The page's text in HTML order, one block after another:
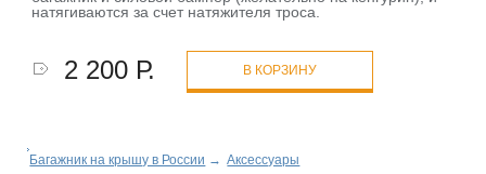
натягиваются за счет натяжителя троса.
2 200 Р. В КОРЗИНУ
Багажник на крышу в России → Аксессуары